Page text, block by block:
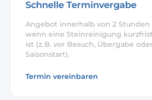
Schnelle Terminvergabe
Angebot innerhalb von 2 Stunden
wenn eine Steinreinigung
ist (z. B. vor Besuch, Übergabe oder
Saisonstart).
Termin vereinbaren